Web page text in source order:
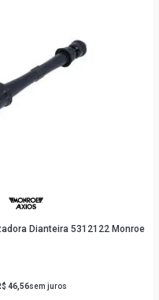
Dianteira 5312122 Monroe
46,56sem juros